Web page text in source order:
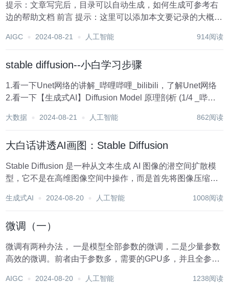
提示：文章写完后，目录可以自动生成，如何生成可参考右
边的帮助文档 前言 提示：这里可以添加本文要记录的大概内
么 提示：以下是本篇文章正文内容，下面案例可供参考 一、
AIGC 2024-08-21 人工智能 914阅读
stable diffusion--小白学习步骤
1.看一下Unet网络的讲解_哔哩哔哩_bilibili，了解Unet网络
2.看一下【生成式AI】Diffusion Model 原理剖析 (1/4 _哔哩
模型（Diffusion...
大数据 2024-08-21 人工智能 862阅读
大白话讲透AI画图：Stable Diffusion
Stable Diffusion 是一种从文本生成 AI 图像的潜空间扩散模
型，它不是在高维图像空间中操作，而是首先将图像压缩到
制。知道工作机制有什么用？除了其本身就是个非常值得了
生成式AI 2024-08-20 人工智能 1008阅读
微调（一）
微调有两种办法， 一是模型全部参数的微调，二是少量参数
高效的微调。前者由于参数多，需要的GPU多，并且全参数
AIGC 2024-08-20 人工智能 1238阅读